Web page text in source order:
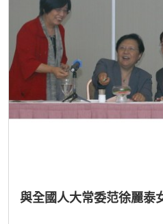
與全國人大常委范徐麗泰